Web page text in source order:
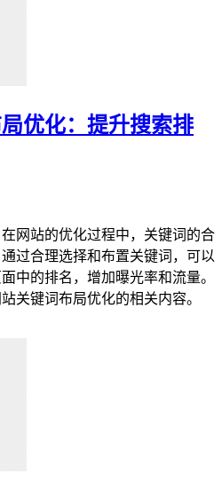
优化：提升搜索排
网站的优化过程中，关键词的合
过合理选择和布置关键词，可以
中的排名，增加曝光率和流量。
关键词布局优化的相关内容。